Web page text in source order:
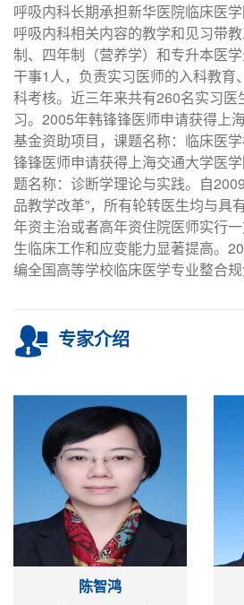
呼吸内科长期承担新华医院临床医
呼吸内科相关内容的教学和见习带
制、四年制（营养学）和专升本医
干事1人，负责实习医师的入科教育
科考核。近三年来共有260名实习医
习。2005年韩锋锋医师申请获得上
基金资助项目，课题名称：临床医
锋锋医师申请获得上海交通大学医
题名称：诊断学理论与实践。自
品教学改革”，所有轮转医生均与具
年资主治或者高年资住院医师实行
生临床工作和应变能力显著提高。
编全国高等学校临床医学专业整合规
专家介绍
陈智鸿